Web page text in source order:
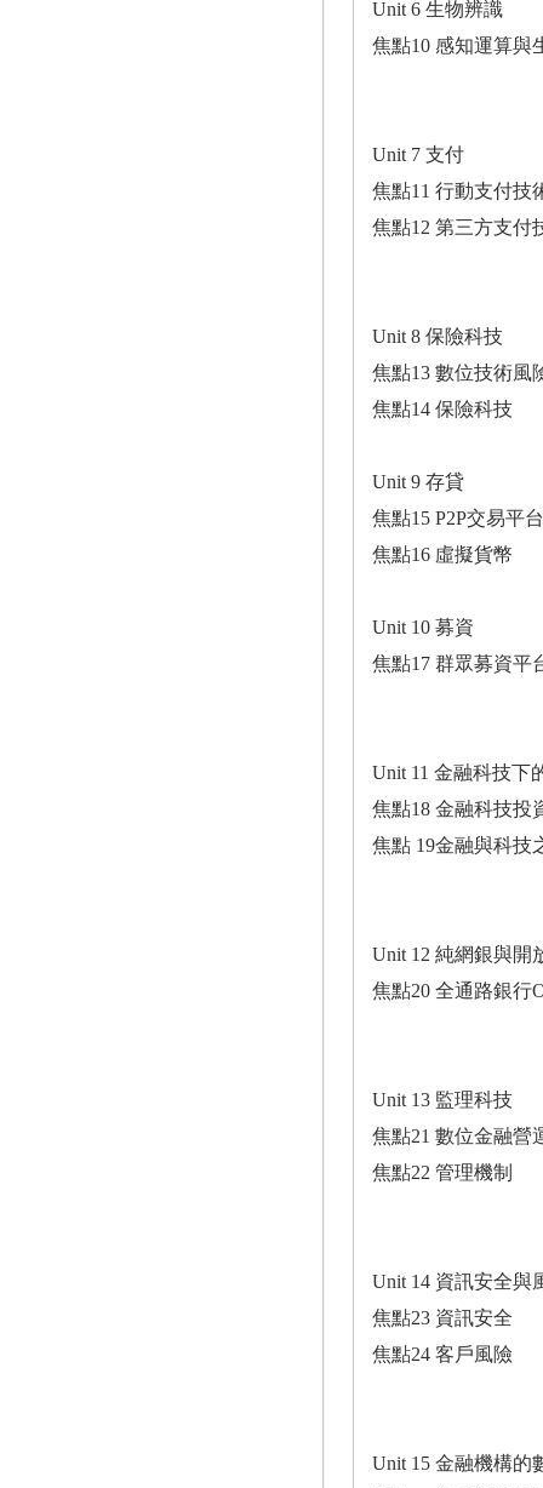
Unit 6 生物辨識
焦點10 感知運算與
Unit 7 支付
焦點11 行動支付技
焦點12 第三方支付
Unit 8 保險科技
焦點13 數位技術風
焦點14 保險科技
Unit 9 存貸
焦點15 P2P交易平台
焦點16 虛擬貨幣
Unit 10 募資
焦點17 群眾募資平
Unit 11 金融科技下
焦點18 金融科技投
焦點 19金融與科技
Unit 12 純網銀與開
焦點20 全通路銀行
Unit 13 監理科技
焦點21 數位金融營
焦點22 管理機制
Unit 14 資訊安全與
焦點23 資訊安全
焦點24 客戶風險
Unit 15 金融機構的